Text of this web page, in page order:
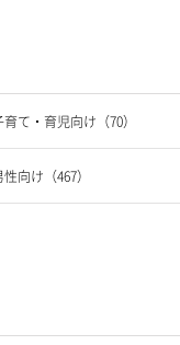
育て・育児向け（70）
性向け（467）